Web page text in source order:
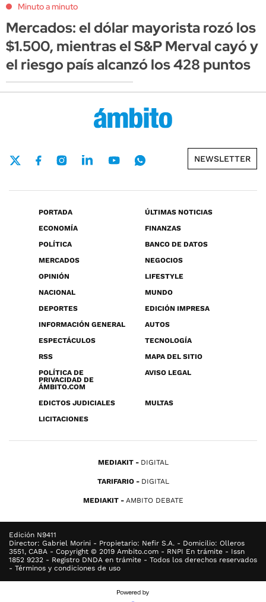
Minuto a minuto
Mercados: el dólar mayorista rozó los
$1.500, mientras el S&P Merval cayó y
el riesgo país alcanzó los 428 puntos
NEWSLETTER
PORTADA
ÚLTIMAS NOTICIAS
ECONOMÍA
FINANZAS
POLÍTICA
BANCO DE DATOS
MERCADOS
NEGOCIOS
OPINIÓN
LIFESTYLE
NACIONAL
MUNDO
DEPORTES
EDICIÓN IMPRESA
INFORMACIÓN GENERAL
AUTOS
ESPECTÁCULOS
TECNOLOGÍA
RSS
MAPA DEL SITIO
POLÍTICA DE
PRIVACIDAD DE
ÁMBITO.COM
AVISO LEGAL
EDICTOS JUDICIALES
MULTAS
LICITACIONES
MEDIAKIT DIGITAL
TARIFARIO DIGITAL
MEDIAKIT AMBITO DEBATE
Edición N9411
Director: Gabriel Morini - Propietario: Nefir S.A. - Domicilio: Olleros
3551, CABA - Copyright © 2019 Ambito.com - RNPI En trámite - Issn
1852 9232 - Registro DNDA en trámite - Todos los derechos reservados
- Términos y condiciones de uso